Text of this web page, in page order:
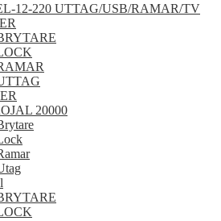
12-220 UTTAG/USB/RAMAR/TV
20000